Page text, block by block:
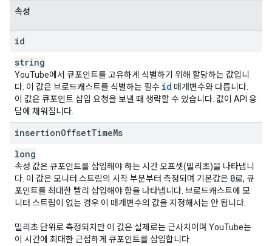
속성
id
string
YouTube에서 큐포인트를 고유하게 식별하기 위해 할당하는 값입니
다. 이 값은 브로드캐스트를 식별하는 필수 id 매개변수와 다릅니다.
이 값은 큐포인트 삽입 요청을 보낼 때 생략할 수 있습니다. 값이 API 응
답에 채워집니다.
insertionOffsetTimeMs
long
속성 값은 큐포인트를 삽입해야 하는 시간 오프셋(밀리초)을 나타냅니
다. 이 값은 모니터 스트림의 시작 부분부터 측정되며 기본값은 0로, 큐
포인트를 최대한 빨리 삽입해야 함을 나타냅니다. 브로드캐스트에 모
니터 스트림이 없는 경우 이 매개변수의 값을 지정해서는 안 됩니다.
밀리초 단위로 측정되지만 이 값은 실제로는 근사치이며 YouTube는
이 시간에 최대한 근접하게 큐포인트를 삽입합니다.